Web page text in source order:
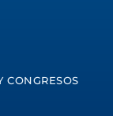
CONGRESOS